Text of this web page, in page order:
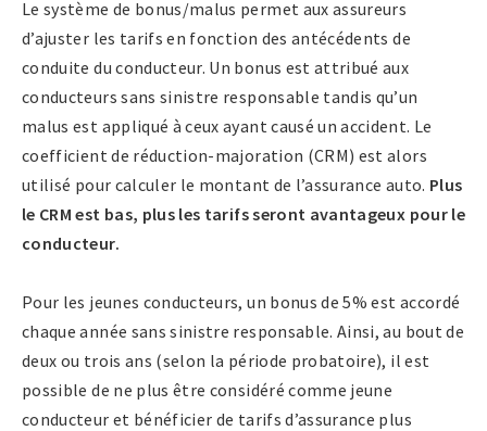
Le système de bonus/malus permet aux assureurs
d’ajuster les tarifs en fonction des antécédents de
conduite du conducteur. Un bonus est attribué aux
conducteurs sans sinistre responsable tandis qu’un
malus est appliqué à ceux ayant causé un accident. Le
coefficient de réduction-majoration (CRM) est alors
utilisé pour calculer le montant de l’assurance auto. Plus
le CRM est bas, plus les tarifs seront avantageux pour le
conducteur.
Pour les jeunes conducteurs, un bonus de 5% est accordé
chaque année sans sinistre responsable. Ainsi, au bout de
deux ou trois ans (selon la période probatoire), il est
possible de ne plus être considéré comme jeune
conducteur et bénéficier de tarifs d’assurance plus